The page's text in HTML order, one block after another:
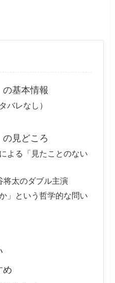
の基本情報
バレなし）
の見どころ
よる「見たことのない
将太のダブル主演
」という哲学的な問い
め